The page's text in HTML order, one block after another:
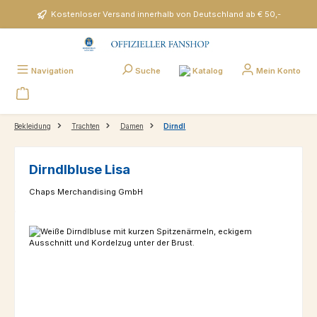
Zum Hauptinhalt springenKostenloser Versand innerhalb von Deutschland ab € 50,-
Navigation Suche Katalog Mein Konto
Bekleidung Trachten Damen Dirndl
Dirndlbluse Lisa
Chaps Merchandising GmbH
Bildergalerie überspringen